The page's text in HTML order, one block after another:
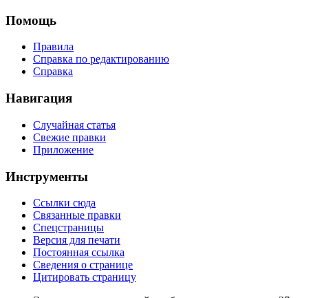
Помощь
Правила
Справка по редактированию
Справка
Навигация
Случайная статья
Свежие правки
Приложение
Инструменты
Ссылки сюда
Связанные правки
Спецстраницы
Версия для печати
Постоянная ссылка
Сведения о странице
Цитировать страницу